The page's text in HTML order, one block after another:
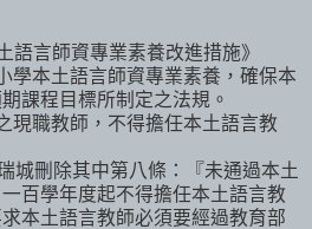
語言師資專業素養改進措施》
學本土語言師資專業素養，確保本
課程目標所制定之法規。
現職教師，不得擔任本土語言教
城刪除其中第八條：『未通過本土
百學年度起不得擔任本土語言教
本土語言教師必須要經過教育部